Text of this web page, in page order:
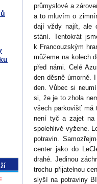
průmyslové a
a to mluvím o
dají vždy najít, ale
stání. Tentokrát
k Francouzským
můžeme na kolech
před námi. Celé
den děsně úmorně.
den. Vůbec si
si, že je to zhola
všech parkovišť má
není tyč a zajet na
spolehlivě vyžene.
potravin.
center jako do
drahé. Jedinou
trochu přijatelnou
slyší na potraviny